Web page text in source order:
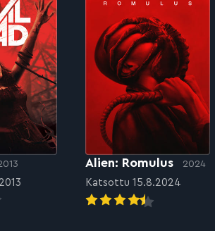
Alien: Romulus 2024
Katsottu 15.8.2024